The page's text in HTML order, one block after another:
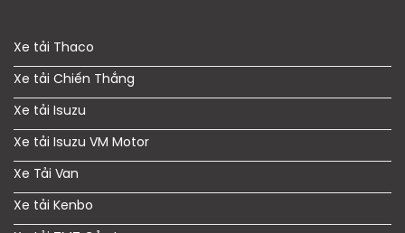
Xe tải Thaco
Xe tải Chiến Thắng
Xe tải Isuzu
Xe tải Isuzu VM Motor
Xe Tải Van
Xe tải Kenbo